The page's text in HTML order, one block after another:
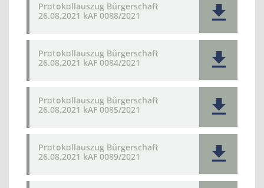
Protokollauszug Bürgerschaft
26.08.2021 kAF 0088/2021
Protokollauszug Bürgerschaft
26.08.2021 kAF 0084/2021
Protokollauszug Bürgerschaft
26.08.2021 kAF 0085/2021
Protokollauszug Bürgerschaft
26.08.2021 kAF 0089/2021